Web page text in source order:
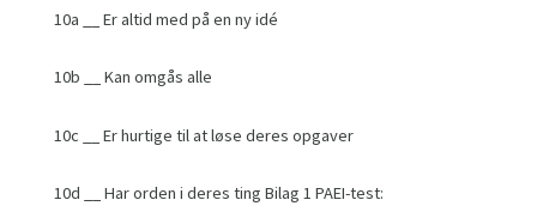
10a __ Er altid med på en ny idé
10b __ Kan omgås alle
10c __ Er hurtige til at løse deres opgaver
10d __ Har orden i deres ting Bilag 1 PAEI-test: